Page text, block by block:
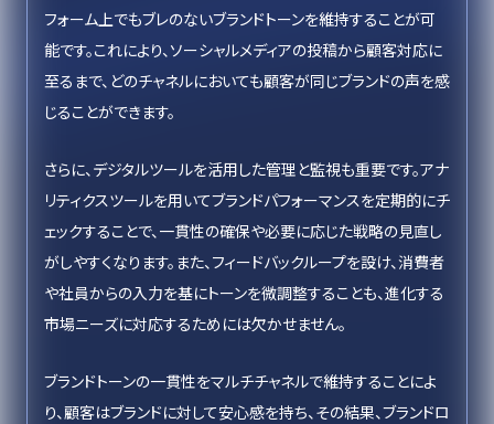
フォーム上でもブレのないブランドトーンを維持することが可
能です。これにより、ソーシャルメディアの投稿から顧客対応に
至るまで、どのチャネルにおいても顧客が同じブランドの声を感
じることができます。
さらに、デジタルツールを活用した管理と監視も重要です。アナ
リティクスツールを用いてブランドパフォーマンスを定期的にチ
ェックすることで、一貫性の確保や必要に応じた戦略の見直し
がしやすくなります。また、フィードバックループを設け、消費者
や社員からの入力を基にトーンを微調整することも、進化する
市場ニーズに対応するためには欠かせません。
ブランドトーンの一貫性をマルチチャネルで維持することによ
り、顧客はブランドに対して安心感を持ち、その結果、ブランドロ